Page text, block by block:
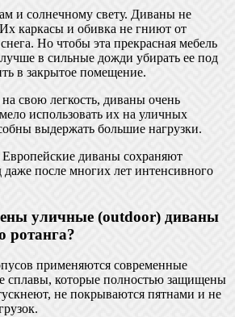
и солнечному свету. Диваны не
каркасы и обивка не гниют от
Но чтобы эта прекрасная мебель
в сильные дожди убирать ее под
в закрытое помещение.
свою легкость, диваны очень
использовать их на уличных
выдержать большие нагрузки.
диваны сохраняют
после многих лет интенсивного
уличные (outdoor) диваны
ротанга?
применяются современные
сплавы, которые полностью защищены
не покрываются пятнами и не